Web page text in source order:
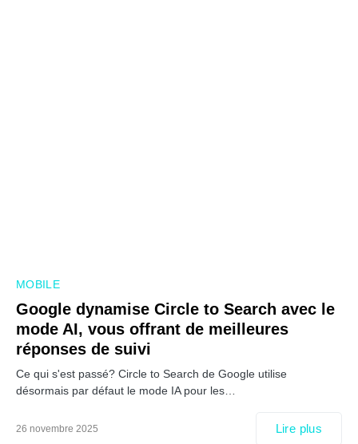
MOBILE
Google dynamise Circle to Search avec le
mode AI, vous offrant de meilleures
réponses de suivi
Ce qui s'est passé? Circle to Search de Google utilise
désormais par défaut le mode IA pour les…
26 novembre 2025 Lire plus